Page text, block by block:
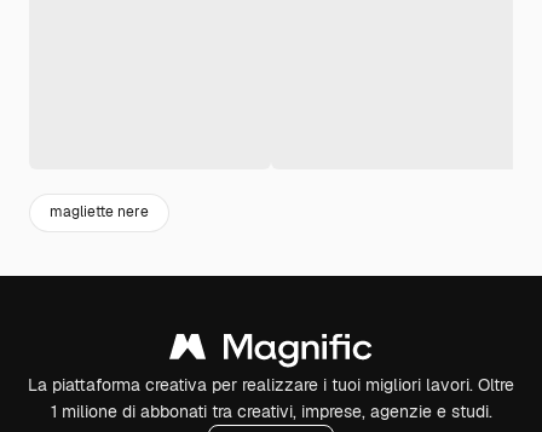
magliette nere
La piattaforma creativa per realizzare i tuoi migliori lavori. Oltre
1 milione di abbonati tra creativi, imprese, agenzie e studi.